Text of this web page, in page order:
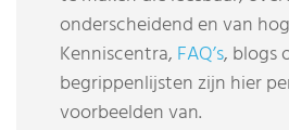
onderscheidend en van
Kenniscentra, FAQ’s, blogs
begrippenlijsten zijn hier
voorbeelden van.